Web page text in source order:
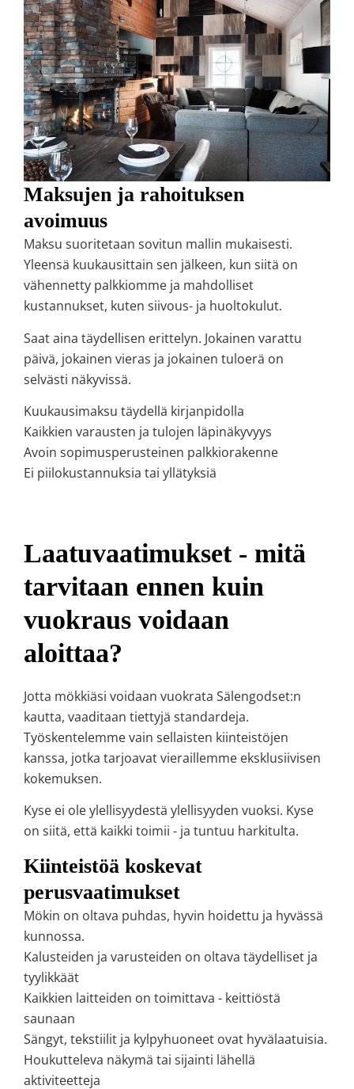
Maksujen ja rahoituksen
avoimuus
Maksu suoritetaan sovitun mallin mukaisesti.
Yleensä kuukausittain sen jälkeen, kun siitä on
vähennetty palkkiomme ja mahdolliset
kustannukset, kuten siivous- ja huoltokulut.
Saat aina täydellisen erittelyn. Jokainen varattu
päivä, jokainen vieras ja jokainen tuloerä on
selvästi näkyvissä.
Kuukausimaksu täydellä kirjanpidolla
Kaikkien varausten ja tulojen läpinäkyvyys
Avoin sopimusperusteinen palkkiorakenne
Ei piilokustannuksia tai yllätyksiä
Laatuvaatimukset - mitä
tarvitaan ennen kuin
vuokraus voidaan
aloittaa?
Jotta mökkiäsi voidaan vuokrata Sälengodset:n
kautta, vaaditaan tiettyjä standardeja.
Työskentelemme vain sellaisten kiinteistöjen
kanssa, jotka tarjoavat vieraillemme eksklusiivisen
kokemuksen.
Kyse ei ole ylellisyydestä ylellisyyden vuoksi. Kyse
on siitä, että kaikki toimii - ja tuntuu harkitulta.
Kiinteistöä koskevat
perusvaatimukset
Mökin on oltava puhdas, hyvin hoidettu ja hyvässä
kunnossa.
Kalusteiden ja varusteiden on oltava täydelliset ja
tyylikkäät
Kaikkien laitteiden on toimittava - keittiöstä
saunaan
Sängyt, tekstiilit ja kylpyhuoneet ovat hyvälaatuisia.
Houkutteleva näkymä tai sijainti lähellä
aktiviteetteja